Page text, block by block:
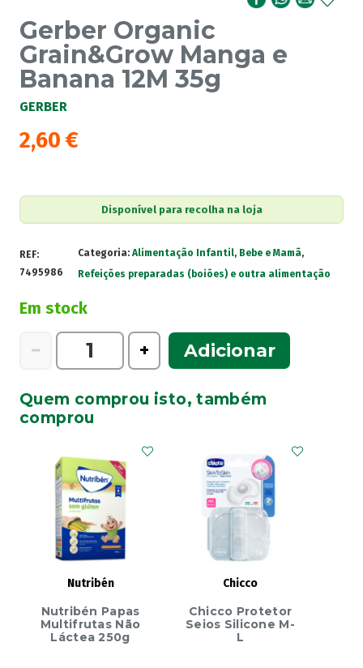
Gerber Organic
Grain&Grow Manga e
Banana 12M 35g
GERBER
2,60 €
Disponível para recolha na loja
REF:
7495986
Categoria: Alimentação Infantil, Bebe e Mamã,
Refeições preparadas (boiões) e outra alimentação
Em stock
−
Quantidade
Organic
Grain&Grow
Banana
+ Adicionar
Quem comprou isto, também
comprou
Nutribén
Nutribén Papas
Multifrutas Não
Láctea 250g
Chicco
Chicco Protetor
Seios Silicone M-
L